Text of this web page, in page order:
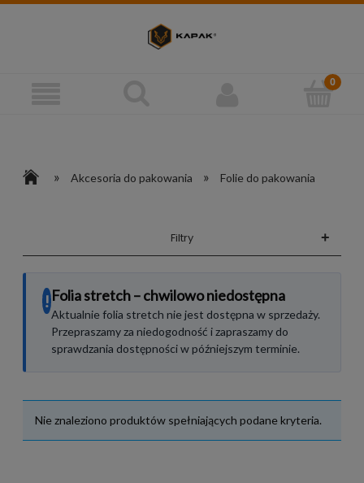
» Akcesoria do pakowania » Folie do pakowania
Filtry +
! Folia stretch – chwilowo niedostępna
Aktualnie folia stretch nie jest dostępna w sprzedaży.
Przepraszamy za niedogodność i zapraszamy do
sprawdzania dostępności w późniejszym terminie.
Nie znaleziono produktów spełniających podane kryteria.